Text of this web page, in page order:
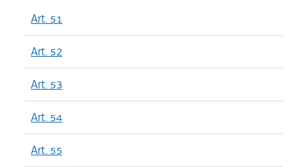
Art. 51
Art. 52
Art. 53
Art. 54
Art. 55